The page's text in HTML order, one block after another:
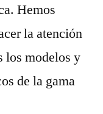
Hemos
la atención
los modelos y
de la gama